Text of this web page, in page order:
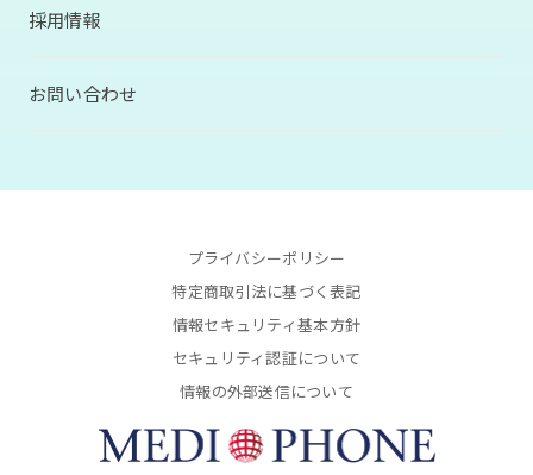
採用情報
お問い合わせ
プライバシーポリシー
特定商取引法に基づく表記
情報セキュリティ基本方針
セキュリティ認証について
情報の外部送信について